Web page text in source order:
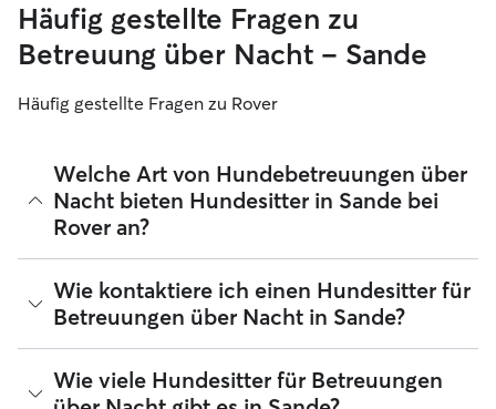
Häufig gestellte Fragen zu
Betreuung über Nacht – Sande
Häufig gestellte Fragen zu Rover
Welche Art von Hundebetreuungen über
Nacht bieten Hundesitter in Sande bei
Rover an?
Mit Rover findest du ganz leicht Hundesitter für
Betreuungen über Nacht in Sande, die sich in ihrem
Zuhause liebevoll um deinen Hund kümmern. Die
verifizierten 5-Sterne-Sitter, die du bei Rover findest,
unterwegs bist ‑ egal, ob es nur für ein Wochenende oder
länger ist. Hundesitter für Hundebetreuungen über Nacht
Wie kontaktiere ich einen Hundesitter für
Betreuungen über Nacht in Sande?
Wenn du zum ersten Mal nach einem Hundesitter für
Betreuungen über Nacht in Sande suchst, besuche das
Wie viele Hundesitter für Betreuungen